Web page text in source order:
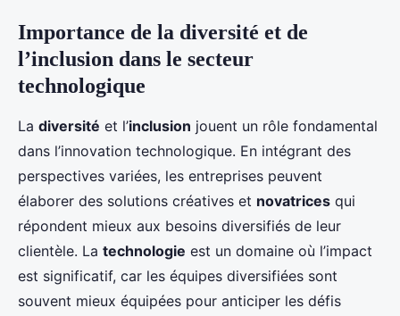
Importance de la diversité et de
l’inclusion dans le secteur
technologique
La diversité et l’inclusion jouent un rôle fondamental
dans l’innovation technologique. En intégrant des
perspectives variées, les entreprises peuvent
élaborer des solutions créatives et novatrices qui
répondent mieux aux besoins diversifiés de leur
clientèle. La technologie est un domaine où l’impact
est significatif, car les équipes diversifiées sont
souvent mieux équipées pour anticiper les défis